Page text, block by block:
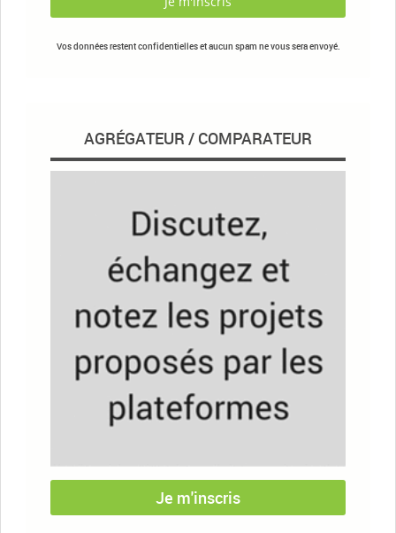
Vos données restent confidentielles et aucun spam ne vous sera envoyé.
AGRÉGATEUR / COMPARATEUR
Je m'inscris